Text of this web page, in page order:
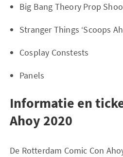
Big Bang Theory Prop
Stranger Things ‘Scoops
Cosplay Constests
Panels
Informatie en
Ahoy 2020
De Rotterdam Comic Con